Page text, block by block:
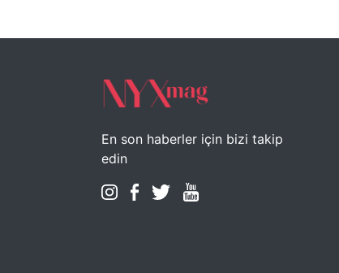
En son haberler için bizi takip
edin